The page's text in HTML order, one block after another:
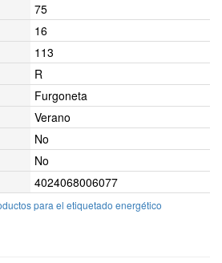
75
16
113
R
Furgoneta
Verano
No
No
4024068006077
para el etiquetado energético